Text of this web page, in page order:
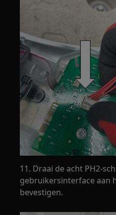
11. Draai de acht PH2-
gebruikersinterface aan
bevestigen.